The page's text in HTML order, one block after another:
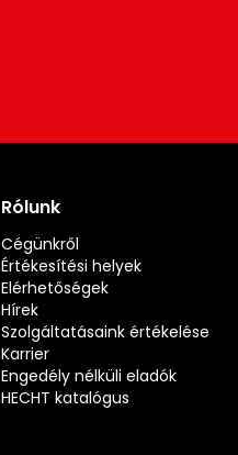
Rólunk
Cégünkről
Értékesítési helyek
Elérhetőségek
Hírek
Szolgáltatásaink értékelése
Karrier
Engedély nélküli eladók
HECHT katalógus